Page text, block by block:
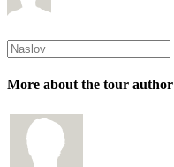
More about the tour author